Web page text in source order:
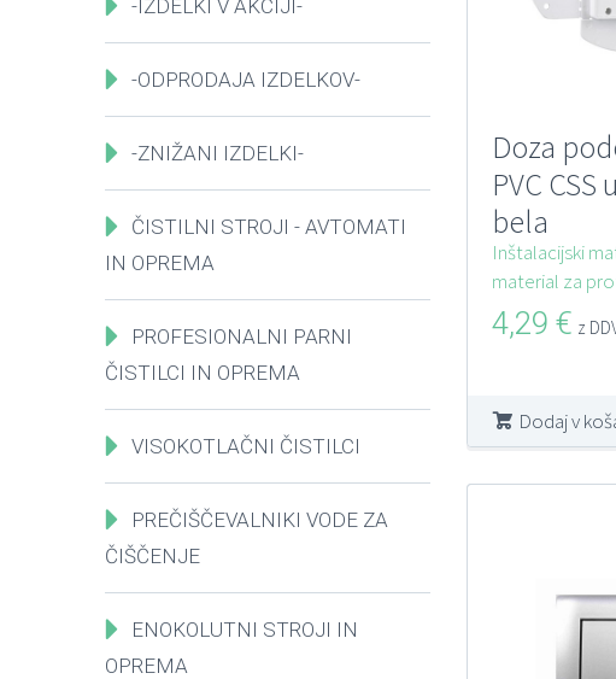
Doza
PVC
bela
Inštalacijski
material za
4,29 € z
Dodaj v
-IZDELKI V AKCIJI-
-ODPRODAJA IZDELKOV-
-ZNIŽANI IZDELKI-
ČISTILNI STROJI - AVTOMATI
IN OPREMA
PROFESIONALNI PARNI
ČISTILCI IN OPREMA
VISOKOTLAČNI ČISTILCI
PREČIŠČEVALNIKI VODE ZA
ČIŠČENJE
ENOKOLUTNI STROJI IN
OPREMA